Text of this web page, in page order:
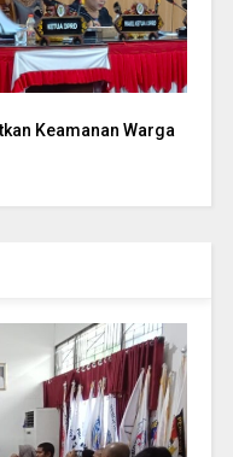
Keamanan Warga